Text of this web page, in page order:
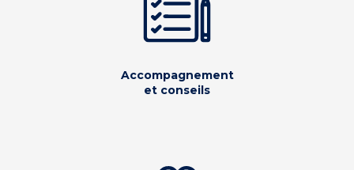
Accompagnement
et conseils